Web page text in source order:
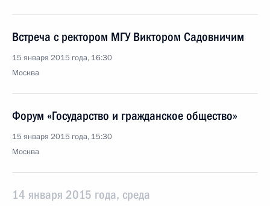
Встреча с ректором МГУ Виктором Садовничим
15 января 2015 года, 16:30
Москва
Форум «Государство и гражданское общество»
15 января 2015 года, 15:30
Москва
14 января 2015 года, среда